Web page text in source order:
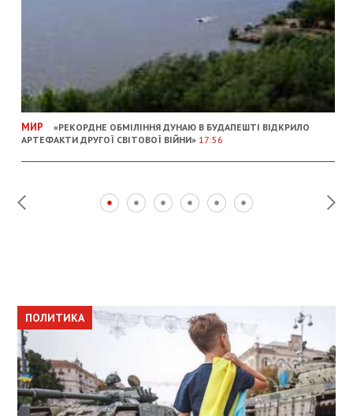
МИР
«РЕКОРДНЕ ОБМІЛІННЯ ДУНАЮ В БУДАПЕШТІ ВІДКРИЛО
АРТЕФАКТИ ДРУГОЇ СВІТОВОЇ ВІЙНИ» 17:56
ПОЛИТИКА
ПОЛИТИКА
ОБЩЕСТВО
ПОЛИТИКА
ЭКОНОМИКА